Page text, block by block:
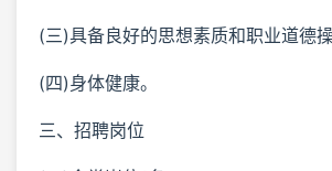
(三)具备良好的思想素质和职业道德操
(四)身体健康。
三、招聘岗位